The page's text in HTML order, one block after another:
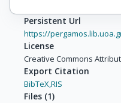
Persistent Url
https://
License
Creative Commons
Export Citation
BibTeX,RIS
Files (1)